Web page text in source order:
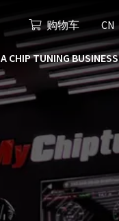
购物车 CN
CHIP TUNING BUSINESS